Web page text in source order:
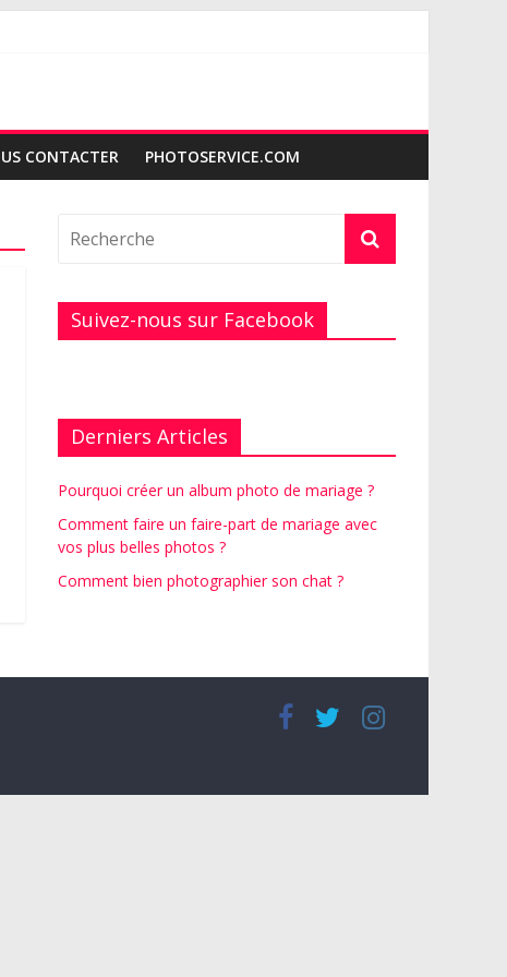
CONTACTER PHOTOSERVICE.COM
Suivez-nous sur Facebook
Derniers Articles
Pourquoi créer un album photo de mariage ?
Comment faire un faire-part de mariage avec
vos plus belles photos ?
Comment bien photographier son chat ?